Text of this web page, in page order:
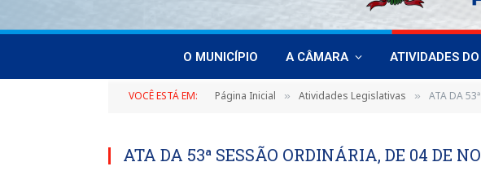
O MUNICÍPIO A CÂMARA ATIVIDADES
VOCÊ ESTÁ EM: Página Inicial » Atividades Legislativas » ATA DA
ATA DA 53ª SESSÃO ORDINÁRIA, DE 04 DE